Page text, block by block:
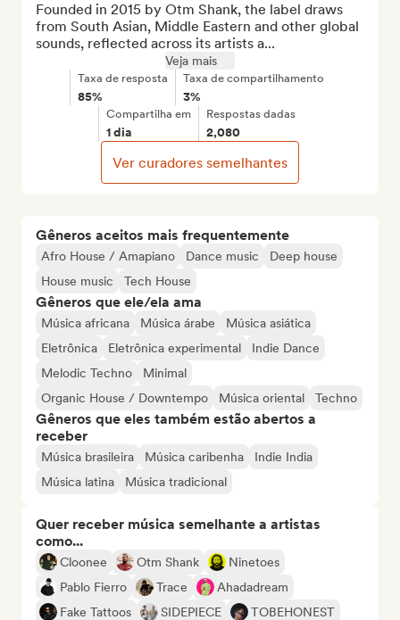
Gêneros aceitos mais frequentemente
Afro House / Amapiano Dance music
Deep house
House music
Tech House
Gêneros que ele/ela ama
Música africana Música árabe
Música asiática
Eletrônica
Eletrônica experimental
Indie Dance
Melodic Techno
Minimal
Organic House / Downtempo
Música oriental Techno
Gêneros que eles também estão abertos a
receber
Música brasileira Música caribenha
Indie India
Música latina
Música tradicional
Quer receber música semelhante a artistas
como...
Cloonee Otm Shank
Ninetoes
Pablo Fierro
Trace
Ahadadream
Fake Tattoos
SIDEPIECE TOBEHONEST
Founded in 2015 by Otm Shank, the label draws
from South Asian, Middle Eastern and other global
sounds, reflected across its artists a...
Veja mais
Taxa de resposta
85%
Taxa de compartilhamento
3%
Compartilha em
1 dia
Respostas dadas
2,080
Ver curadores semelhantes